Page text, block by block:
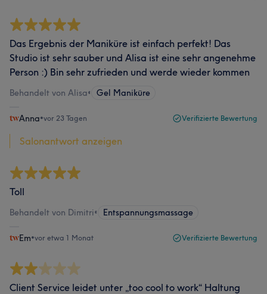
Das Ergebnis der Maniküre ist einfach perfekt! Das
Studio ist sehr sauber und Alisa ist eine sehr angenehme
Person :) Bin sehr zufrieden und werde wieder kommen
Behandelt von Alisa• Gel Maniküre
Anna•vor 23 Tagen Verifizierte Bewertung
Salonantwort anzeigen
Toll
Behandelt von Dimitri• Entspannungsmassage
Em•vor etwa 1 Monat Verifizierte Bewertung
Client Service leidet unter „too cool to work“ Haltung